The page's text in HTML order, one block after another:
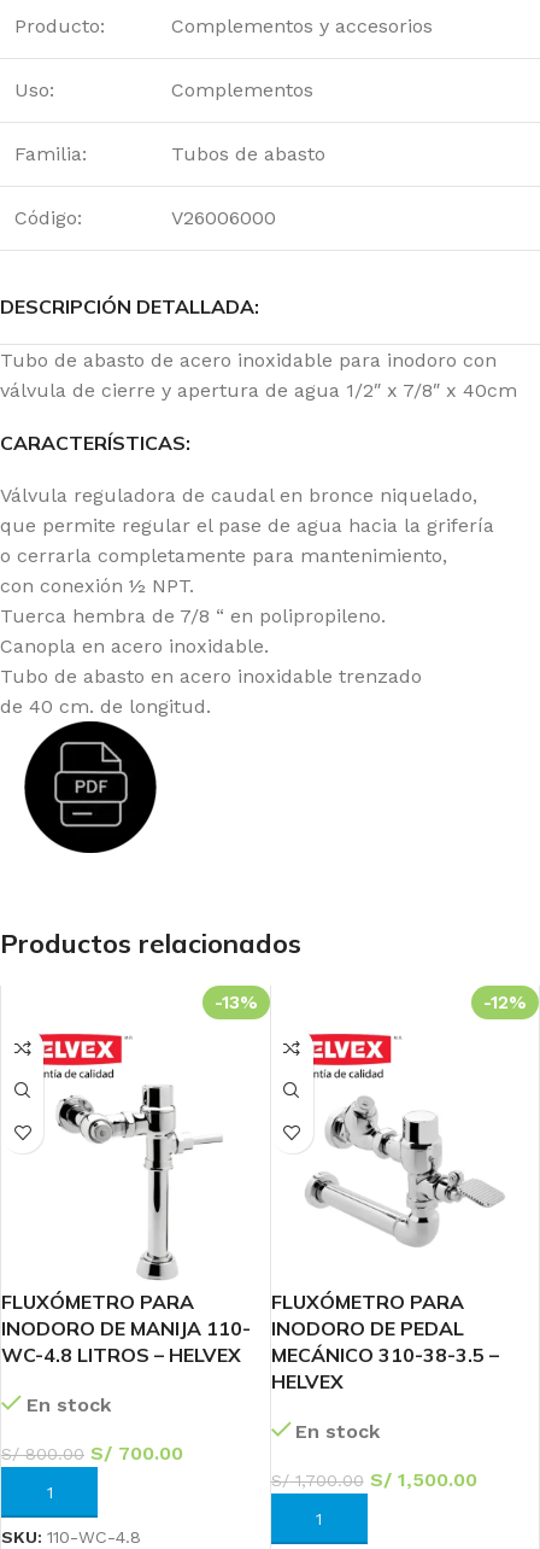
Producto: Complementos y accesorios
Uso: Complementos
Familia: Tubos de abasto
Código: V26006000
DESCRIPCIÓN DETALLADA:
Tubo de abasto de acero inoxidable para inodoro con
válvula de cierre y apertura de agua 1/2″ x 7/8″ x 40cm
CARACTERÍSTICAS:
Válvula reguladora de caudal en bronce niquelado,
que permite regular el pase de agua hacia la grifería
o cerrarla completamente para mantenimiento,
con conexión ½ NPT.
Tuerca hembra de 7/8 “ en polipropileno.
Canopla en acero inoxidable.
Tubo de abasto en acero inoxidable trenzado
de 40 cm. de longitud.
Productos relacionados
-13%
FLUXÓMETRO PARA
INODORO DE MANIJA 110-
WC-4.8 LITROS – HELVEX
En stock
S/800.00 S/ 700.00
AÑADIR AL CARRITO
SKU: 110-WC-4.8
-12%
FLUXÓMETRO PARA
INODORO DE PEDAL
MECÁNICO 310-38-3.5 –
HELVEX
En stock
S/1,700.00 S/1,500.00
AÑADIR AL CARRITO